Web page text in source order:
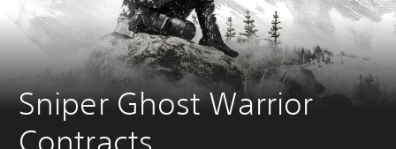
Sniper Ghost Warrior
Contracts